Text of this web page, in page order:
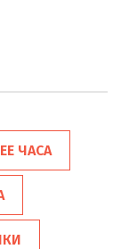
ЧАСА